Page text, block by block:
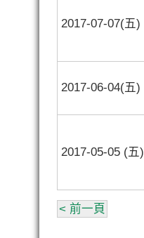
2017-07-07(五)
2017-06-04(五)
2017-05-05 (五)
< 前一頁